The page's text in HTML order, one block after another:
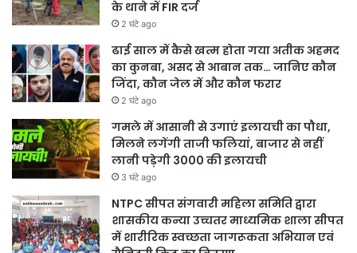
के थाने में FIR दर्ज
2 घंटे ago
ढाई साल में कैसे खत्म होता गया अतीक अहमद
का कुनबा, असद से आबान तक… जानिए कौन
जिंदा, कौन जेल में और कौन फरार
2 घंटे ago
गमले में आसानी से उगाएं इलायची का पौधा,
मिलने लगेंगी ताजी फलियां, बाजार से नहीं
लानी पड़ेगी 3000 की इलायची
3 घंटे ago
NTPC सीपत संगवारी महिला समिति द्वारा
शासकीय कन्या उच्चतर माध्यमिक शाला सीपत
में शारीरिक स्वच्छता जागरूकता अभियान एवं